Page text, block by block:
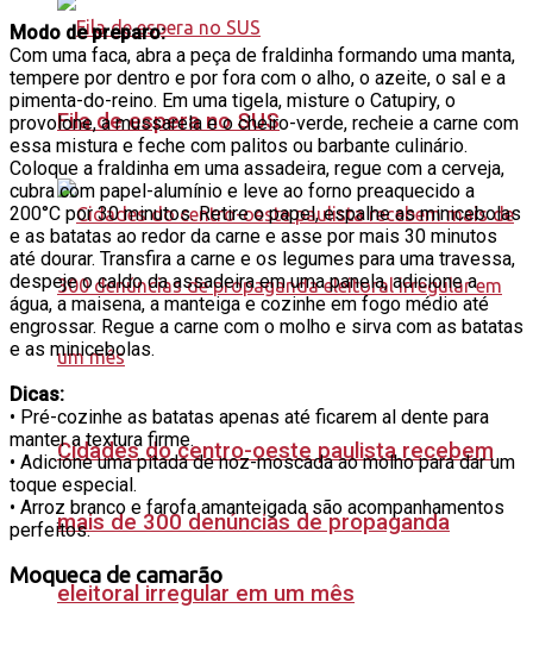
Fila de espera no SUS
Cidades do centro-oeste paulista recebem
mais de 300 denúncias de propaganda
eleitoral irregular em um mês
Modo de preparo:
Com uma faca, abra a peça de fraldinha formando uma manta,
tempere por dentro e por fora com o alho, o azeite, o sal e a
pimenta-do-reino. Em uma tigela, misture o Catupiry, o
provolone, a mussarela e o cheiro-verde, recheie a carne com
essa mistura e feche com palitos ou barbante culinário.
Coloque a fraldinha em uma assadeira, regue com a cerveja,
cubra com papel-alumínio e leve ao forno preaquecido a
200°C por 30 minutos. Retire o papel, espalhe as minicebolas
e as batatas ao redor da carne e asse por mais 30 minutos
até dourar. Transfira a carne e os legumes para uma travessa,
despeje o caldo da assadeira em uma panela, adicione a
água, a maisena, a manteiga e cozinhe em fogo médio até
engrossar. Regue a carne com o molho e sirva com as batatas
e as minicebolas.
Dicas:
• Pré-cozinhe as batatas apenas até ficarem al dente para
manter a textura firme.
• Adicione uma pitada de noz-moscada ao molho para dar um
toque especial.
• Arroz branco e farofa amanteigada são acompanhamentos
perfeitos.
Moqueca de camarão